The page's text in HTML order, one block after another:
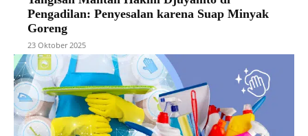
Pengadilan: Penyesalan karena Suap Minyak
Goreng
23 Oktober 2025